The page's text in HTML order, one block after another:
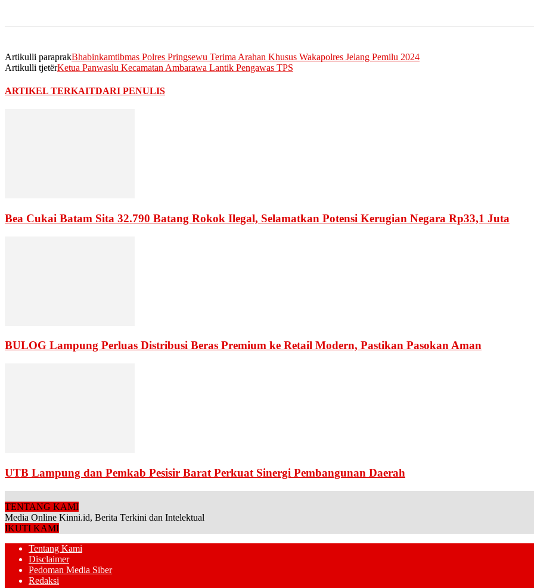
Artikulli paraprakBhabinkamtibmas Polres Pringsewu Terima Arahan Khusus Wakapolres Jelang Pemilu 2024
Artikulli tjetërKetua Panwaslu Kecamatan Ambarawa Lantik Pengawas TPS
ARTIKEL TERKAITDARI PENULIS
Bea Cukai Batam Sita 32.790 Batang Rokok Ilegal, Selamatkan Potensi Kerugian Negara Rp33,1 Juta
BULOG Lampung Perluas Distribusi Beras Premium ke Retail Modern, Pastikan Pasokan Aman
UTB Lampung dan Pemkab Pesisir Barat Perkuat Sinergi Pembangunan Daerah
TENTANG KAMI
Media Online Kinni.id, Berita Terkini dan Intelektual
IKUTI KAMI
Tentang Kami
Disclaimer
Pedoman Media Siber
Redaksi